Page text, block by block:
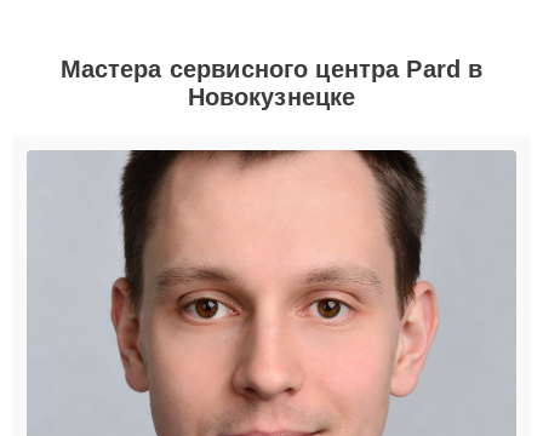
Мастера сервисного центра Pard в
Новокузнецке